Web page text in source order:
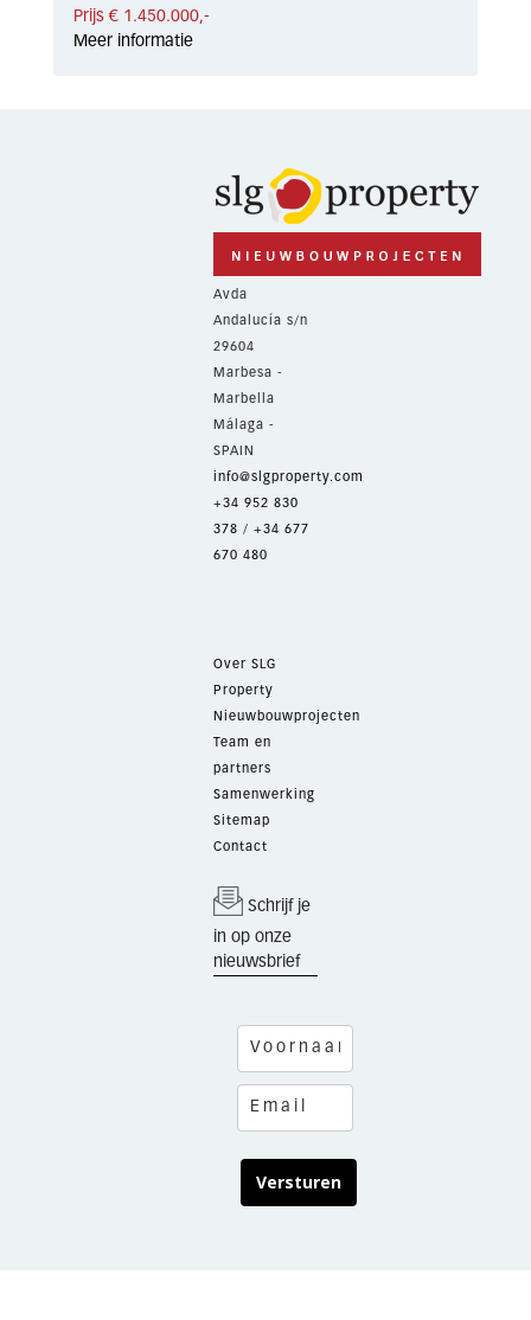
Prijs € 1.450.000,-
Meer informatie
Avda
Andalucía s/n
29604
Marbesa -
Marbella
Málaga -
SPAIN
info@slgproperty.com
+34 952 830
378 / +34 677
670 480
Over SLG
Property
Nieuwbouwprojecten
Team en
partners
Samenwerking
Sitemap
Contact
Schrijf je
in op onze
nieuwsbrief
Versturen